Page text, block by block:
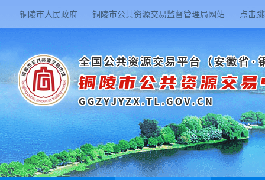
铜陵市人民政府 铜陵市公共资源交易监督管理局网站 点击